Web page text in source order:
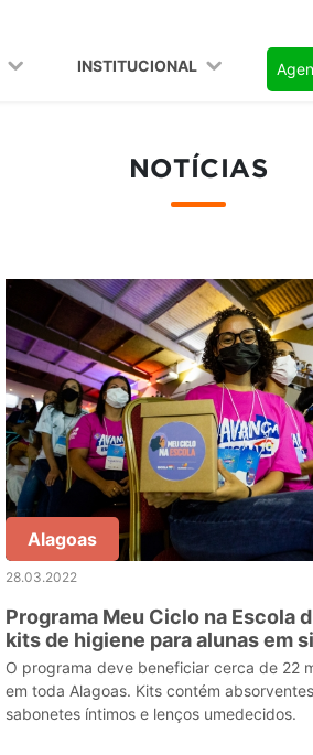
INSTITUCIONAL
NOTÍCIAS
Alagoas
28.03.2022
Programa Meu Ciclo na Escola
kits de higiene para alunas em
de vulnerabilidade social
O programa deve beneficiar cerca de 22
em toda Alagoas. Kits contém
sabonetes íntimos e lenços umedecidos.